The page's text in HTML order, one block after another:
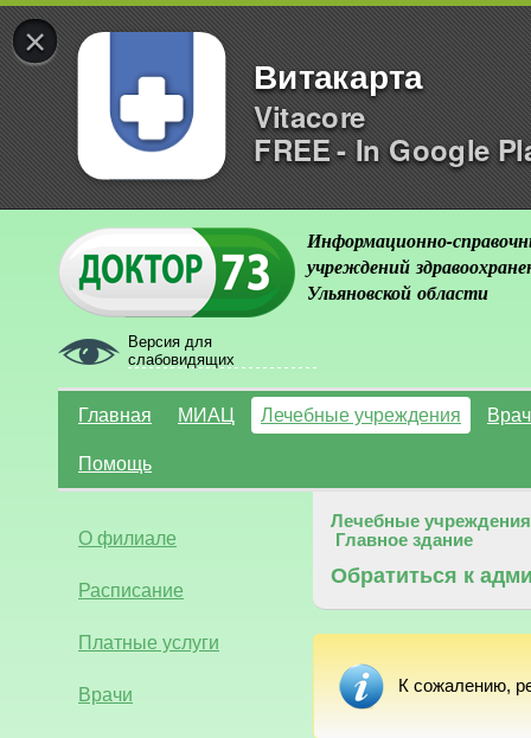
×
Витакарта
Vitacore
FREE - In Google
Версия для
слабовидящих
Информационно-
учреждений
Ульяновской области
Главная МИАЦ Лечебные учреждения
Помощь
О филиале
Расписание
Платные услуги
Врачи
Лечебные учреждения
Главное здание
Обратиться к
К сожалению,